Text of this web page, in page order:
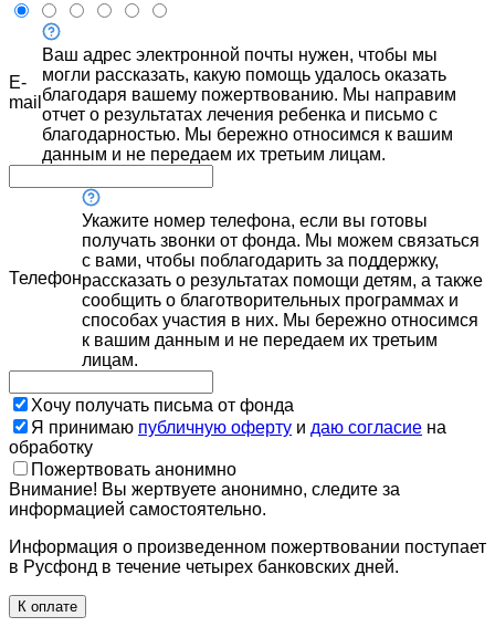
E-
mail
Ваш адрес электронной почты нужен, чтобы мы
могли рассказать, какую помощь удалось оказать
благодаря вашему пожертвованию. Мы направим
отчет о результатах лечения ребенка и письмо с
благодарностью. Мы бережно относимся к вашим
данным и не передаем их третьим лицам.
Телефон
Укажите номер телефона, если вы готовы
получать звонки от фонда. Мы можем связаться
с вами, чтобы поблагодарить за поддержку,
рассказать о результатах помощи детям, а также
сообщить о благотворительных программах и
способах участия в них. Мы бережно относимся
к вашим данным и не передаем их третьим
лицам.
Хочу получать письма от фонда
Я принимаю публичную оферту и даю согласие на
обработку
Пожертвовать анонимно
Внимание! Вы жертвуете анонимно, следите за
информацией самостоятельно.
Информация о произведенном пожертвовании поступает
в Русфонд в течение четырех банковских дней.
К оплате